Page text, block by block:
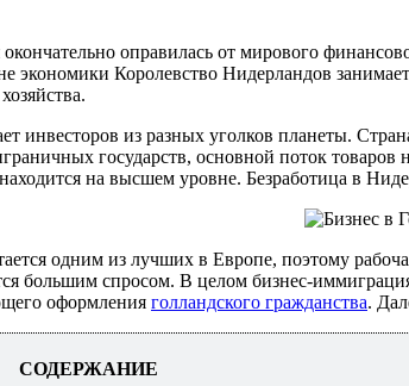
окончательно оправилась от мирового
экономики Королевство Нидерландов занимает
инвесторов из разных уголков планеты.
государств, основной поток товаров
на высшем уровне. Безработица в
одним из лучших в Европе, поэтому
большим спросом. В целом бизнес-
оформления голландского гражданства.
СОДЕРЖАНИЕ